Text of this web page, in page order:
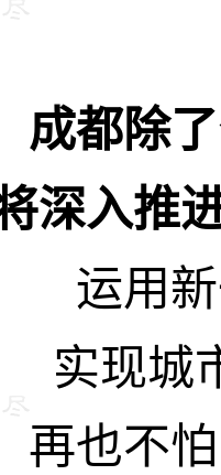
成都除
深入推
运用
实现城
再也不